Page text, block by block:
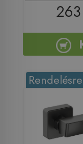
Rendelésre